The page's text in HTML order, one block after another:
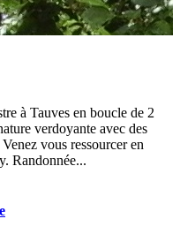
à Tauves en boucle de 2
verdoyante avec des
vous ressourcer en
Randonnée...